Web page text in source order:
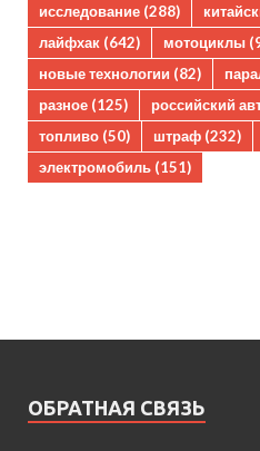
исследование (288)
лайфхак (642) мотоциклы
новые технологии (82)
разное (125) российский
топливо (50) штраф (232)
электромобиль (151)
ОБРАТНАЯ СВЯЗЬ